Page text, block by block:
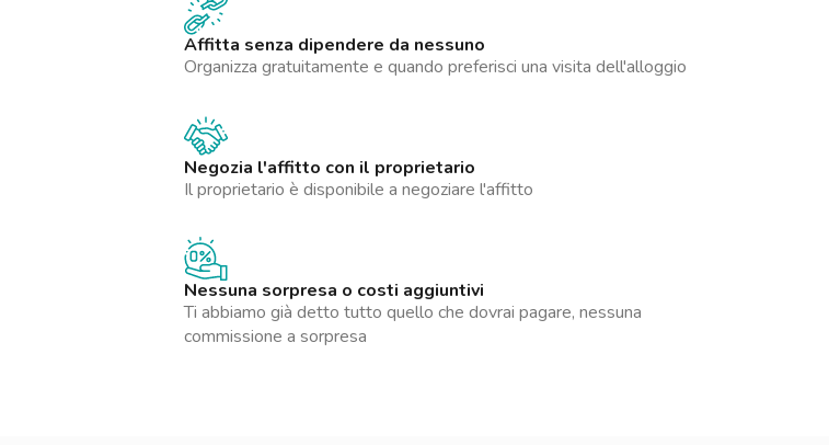
Affitta senza dipendere da nessuno
Organizza gratuitamente e quando preferisci una visita dell'alloggio
Negozia l'affitto con il proprietario
Il proprietario è disponibile a negoziare l'affitto
Nessuna sorpresa o costi aggiuntivi
Ti abbiamo già detto tutto quello che dovrai pagare, nessuna
commissione a sorpresa